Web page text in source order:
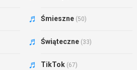
Śmieszne (50)
Świąteczne (33)
TikTok (67)